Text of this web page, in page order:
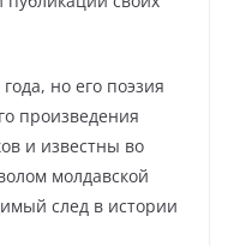
но его поэзия
произведения
и известны во
молдавской
след в истории